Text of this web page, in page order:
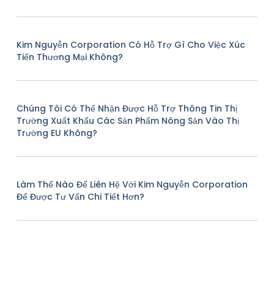
Kim Nguyễn Corporation Có Hỗ Trợ Gì Cho Việc Xúc
Tiến Thương Mại Không?
Chúng Tôi Có Thể Nhận Được Hỗ Trợ Thông Tin Thị
Trường Xuất Khẩu Các Sản Phẩm Nông Sản Vào Thị
Trường EU Không?
Làm Thế Nào Để Liên Hệ Với Kim Nguyễn Corporation
Để Được Tư Vấn Chi Tiết Hơn?